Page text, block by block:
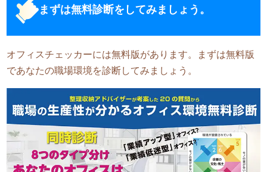
まずは無料診断をしてみましょう。
オフィスチェッカーには無料版があります。まずは無料版
であなたの職場環境を診断してみましょう。